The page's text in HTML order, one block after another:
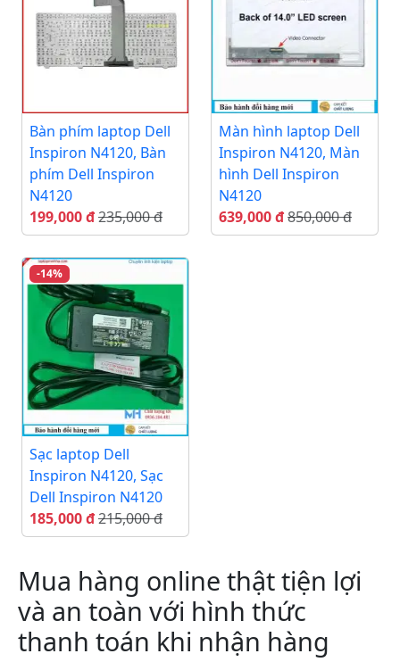
Bàn phím laptop Dell
Inspiron N4120, Bàn
phím Dell Inspiron
N4120
199,000 đ235,000 đ
Màn hình laptop Dell
Inspiron N4120, Màn
hình Dell Inspiron
N4120
639,000 đ850,000 đ
-14%
Sạc laptop Dell
Inspiron N4120, Sạc
Dell Inspiron N4120
185,000 đ215,000 đ
Mua hàng online thật tiện lợi
và an toàn với hình thức
thanh toán khi nhận hàng